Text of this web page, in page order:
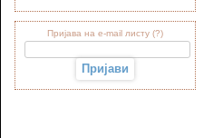
Пријава на e-mail листу (?)